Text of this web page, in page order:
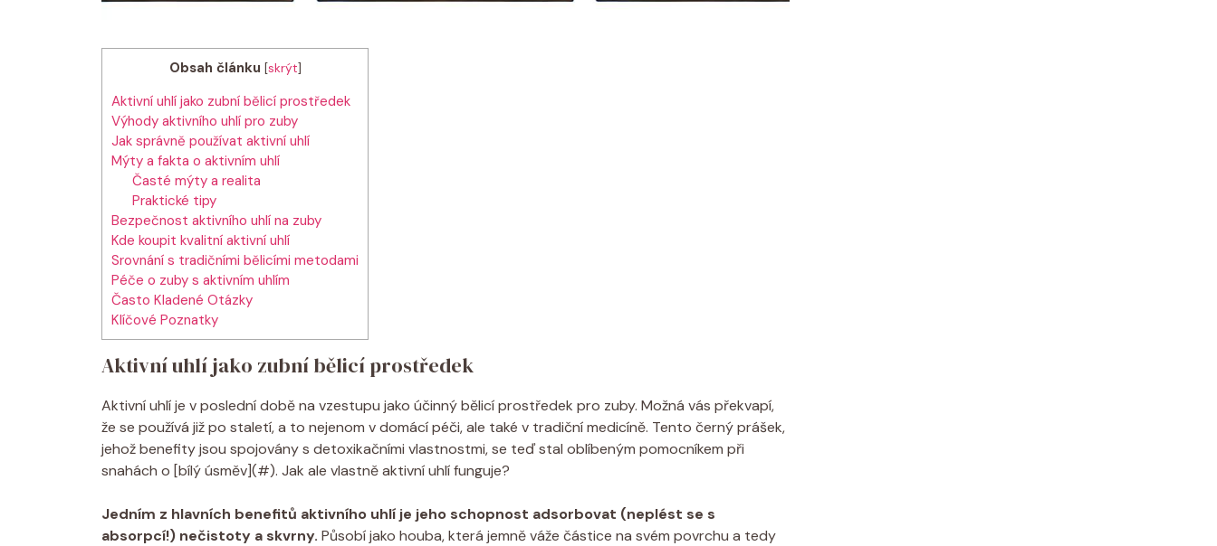
Obsah článku [skrýt]
Aktivní uhlí jako zubní bělicí prostředek
Výhody aktivního uhlí pro zuby
Jak správně používat aktivní uhlí
Mýty a fakta o aktivním uhlí
Časté mýty a realita
Praktické tipy
Bezpečnost aktivního uhlí na zuby
Kde koupit kvalitní aktivní uhlí
Srovnání s tradičními bělicími metodami
Péče o zuby s aktivním uhlím
Často Kladené Otázky
Klíčové Poznatky
Aktivní uhlí jako zubní bělicí prostředek
Aktivní uhlí je v poslední době na vzestupu jako účinný bělicí prostředek pro zuby. Možná vás překvapí,
že se používá již po staletí, a to nejenom v domácí péči, ale také v tradiční medicíně. Tento černý prášek,
jehož benefity jsou spojovány s detoxikačními vlastnostmi, se teď stal oblíbeným pomocníkem při
snahách o [bílý úsměv](#). Jak ale vlastně aktivní uhlí funguje?
Jedním z hlavních benefitů aktivního uhlí je jeho schopnost adsorbovat (neplést se s
absorpcí!) nečistoty a skvrny. Působí jako houba, která jemně váže částice na svém povrchu a tedy